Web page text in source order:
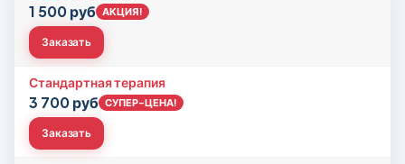
1 500 руб АКЦИЯ!
Заказать
Стандартная терапия
3 700 руб СУПЕР-ЦЕНА!
Заказать